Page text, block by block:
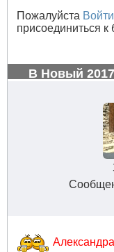
Пожалуйста Войти
присоединиться к
В Новый